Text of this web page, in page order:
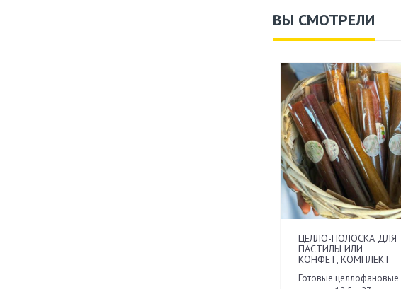
ВЫ СМОТРЕЛИ
ЦЕЛЛО-ПОЛОСКА ДЛЯ
ПАСТИЛЫ ИЛИ
КОНФЕТ, КОМПЛЕКТ
Готовые целлофановые